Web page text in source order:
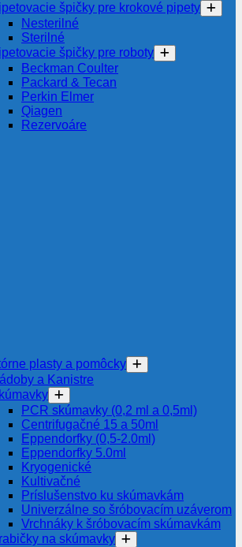
špičky pre krokové pipety
Nesterilné
Sterilné
špičky pre roboty
Beckman Coulter
Packard & Tecan
Perkin Elmer
Qiagen
Rezervoáre
plasty a pomôcky
a Kanistre
PCR skúmavky (0,2 ml a 0,5ml)
Centrifugačné 15 a 50ml
Eppendorfky (0,5-2.0ml)
Eppendorfky 5.0ml
Kryogenické
Kultivačné
Príslušenstvo ku skúmavkám
Univerzálne so šróbovacím uzáverom
Vrchnáky k šróbovacím skúmavkám
na skúmavky